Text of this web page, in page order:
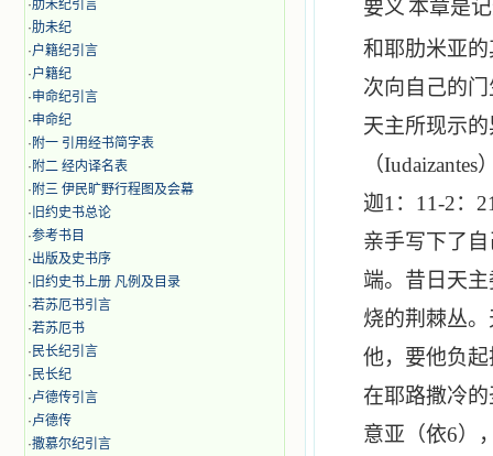
·肋未纪引言
·肋未纪
·户籍纪引言
·户籍纪
·申命纪引言
·申命纪
· 附一 引用经书简字表
· 附二 经内译名表
· 附三 伊民旷野行程图及会幕
· 旧约史书总论
·参考书目
·出版及史书序
· 旧约史书上册 凡例及目录
·若苏厄书引言
·若苏厄书
· 民长纪引言
· 民长纪
·卢德传引言
·卢德传
·撒慕尔纪引言
要义 本章是
和耶肋米亚
次向自己的
天主所现示
（Iudaizantes
迦1 ： 11-2：
亲手写下了
端。昔日天
烧的荆棘丛
他，要他负
在耶路撒冷
意亚（依6）